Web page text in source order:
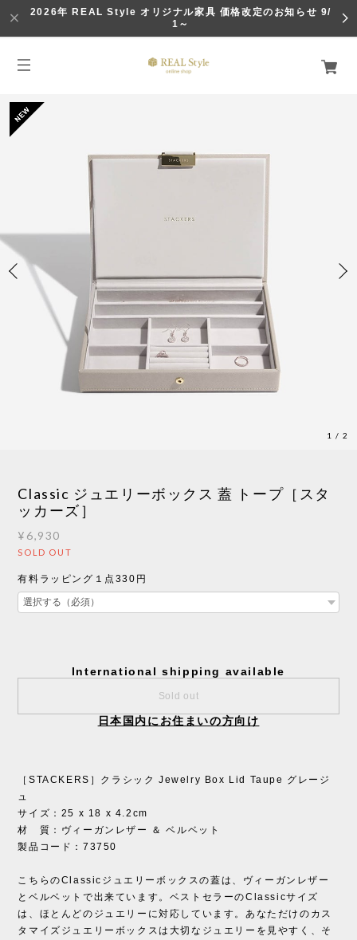
2026年 REAL Style オリジナル家具 価格改定のお知らせ 9/
1～
1 /2
Classic ジュエリーボックス 蓋 トープ［スタ
ッカーズ］
¥6,930
SOLD OUT
有料ラッピング１点330円
International shipping available
Sold out
日本国内にお住まいの方向け
［STACKERS］クラシック Jewelry Box Lid Taupe グレージ
ュ
サイズ：25 x 18 x 4.2cm
材 質：ヴィーガンレザー ＆ ベルベット
製品コード：73750
こちらのClassicジュエリーボックスの蓋は、ヴィーガンレザー
とベルベットで出来ています。ベストセラーのClassicサイズ
は、ほとんどのジュエリーに対応しています。あなただけのカス
タマイズジュエリーボックスは大切なジュエリーを見やすく、そ